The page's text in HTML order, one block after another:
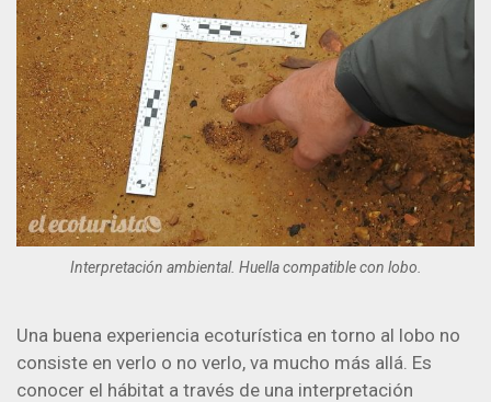
Interpretación ambiental. Huella compatible con lobo.
Una buena experiencia ecoturística en torno al lobo no
consiste en verlo o no verlo, va mucho más allá. Es
conocer el hábitat a través de una interpretación